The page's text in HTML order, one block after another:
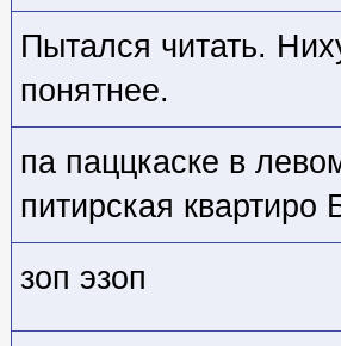
Пытался читать.
понятнее.
па паццкаске в
питирская квартиро
зоп эзоп